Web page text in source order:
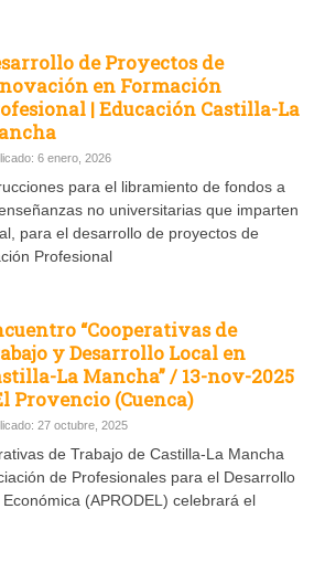
de Proyectos de
en Formación
| Educación Castilla-La
6 enero, 2026
para el libramiento de fondos a
no universitarias que imparten
para el desarrollo de proyectos de
Profesional
“Cooperativas de
y Desarrollo Local en
La Mancha” / 13-nov-2025
Provencio (Cuenca)
27 octubre, 2025
de Trabajo de Castilla-La Mancha
de Profesionales para el Desarrollo
(APRODEL) celebrará el